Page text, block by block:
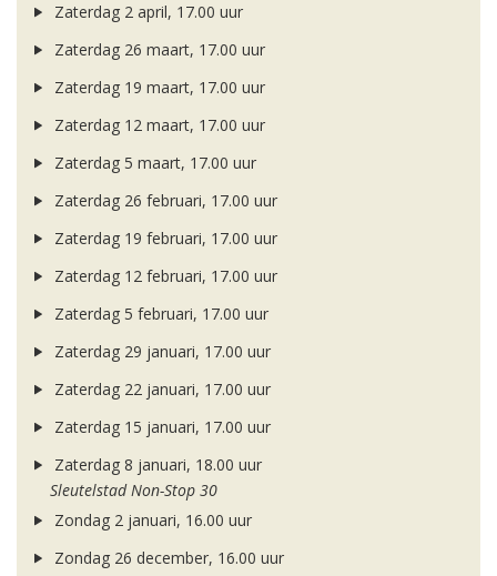
Zaterdag 2 april, 17.00 uur
Zaterdag 26 maart, 17.00 uur
Zaterdag 19 maart, 17.00 uur
Zaterdag 12 maart, 17.00 uur
Zaterdag 5 maart, 17.00 uur
Zaterdag 26 februari, 17.00 uur
Zaterdag 19 februari, 17.00 uur
Zaterdag 12 februari, 17.00 uur
Zaterdag 5 februari, 17.00 uur
Zaterdag 29 januari, 17.00 uur
Zaterdag 22 januari, 17.00 uur
Zaterdag 15 januari, 17.00 uur
Zaterdag 8 januari, 18.00 uur
Sleutelstad Non-Stop 30
Zondag 2 januari, 16.00 uur
Zondag 26 december, 16.00 uur